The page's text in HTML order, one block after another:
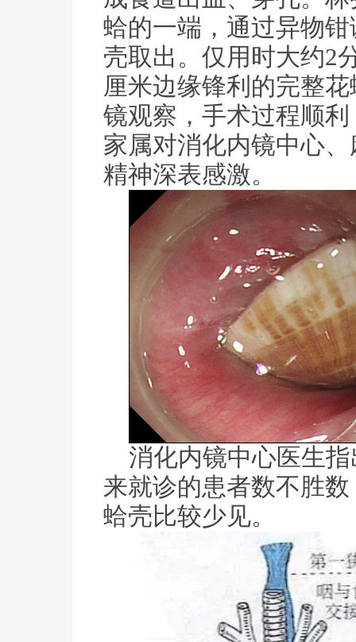
蛤的一端，通过异物
壳取出。仅用时大约2
厘米边缘锋利的完整
镜观察，手术过程顺
家属对消化内镜中心
精神深表感激。
消化内镜中心医生
来就诊的患者数不胜
蛤壳比较少见。